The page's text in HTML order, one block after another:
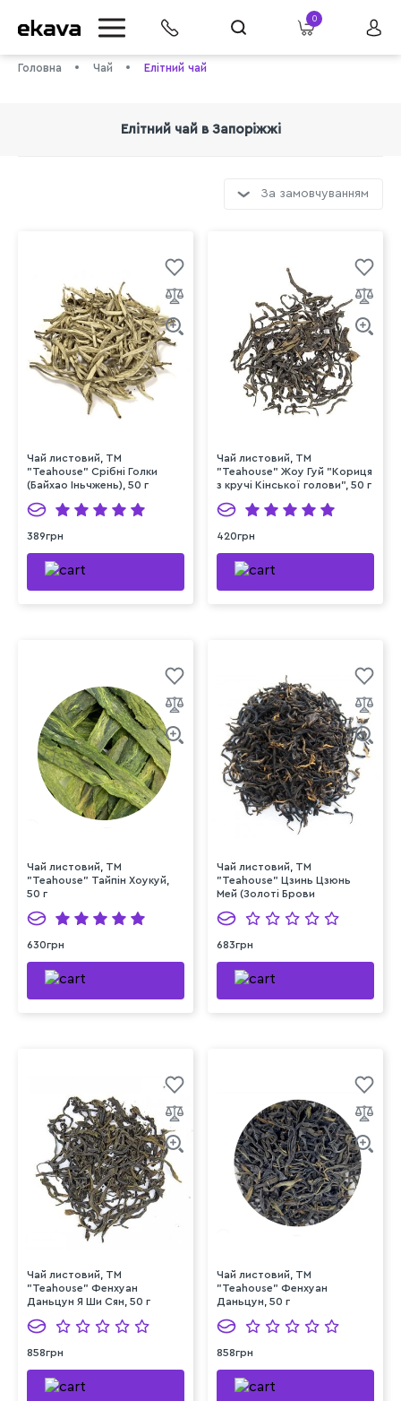
0
Головна Чай Елітний чай
Елітний чай в Запоріжжі
За замовчуванням
Чай листовий, ТМ
"Teahouse" Срібні Голки
(Байхао Іньчжень), 50 г
389грн
Чай листовий, ТМ
"Teahouse" Жоу Гуй "Кориця
з кручі Кінської голови", 50 г
420грн
Чай листовий, ТМ
"Teahouse" Тайпін Хоукуй,
50 г
630грн
Чай листовий, ТМ
"Teahouse" Цзинь Цзюнь
Мей (Золоті Брови
683грн
Чай листовий, ТМ
"Teahouse" Фенхуан
Даньцун Я Ши Сян, 50 г
858грн
Чай листовий, ТМ
"Teahouse" Фенхуан
Даньцун, 50 г
858грн